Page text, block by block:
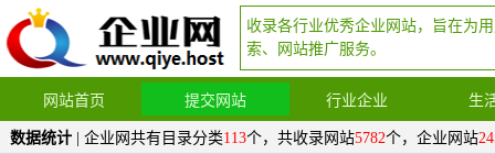
收录各行业优秀企业网站，旨在为
索、网站推广服务。
网站首页 提交网站 行业企业 生
数据统计 | 企业网共有目录分类113个，共收录网站5782个，企业网站